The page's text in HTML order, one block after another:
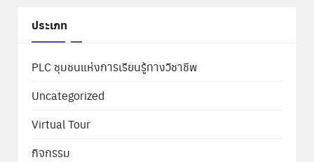
ประเภท
PLC ชุมชนแห่งการเรียนรู้ทางวิชาชีพ
Uncategorized
Virtual Tour
กิจกรรม